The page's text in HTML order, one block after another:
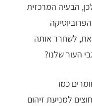
הבעיה המרכזית
לשחרר אותה
העור שלנו?
כמו
למניעת זיהום